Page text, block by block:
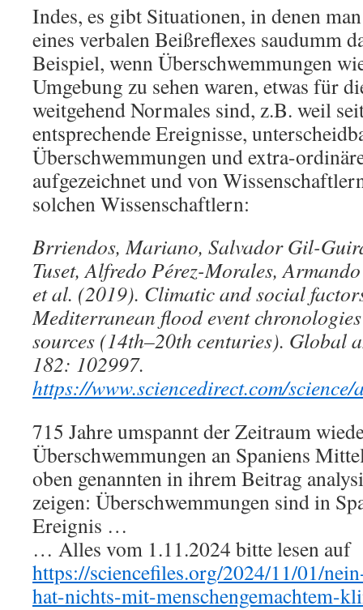
Indes, es gibt Situationen, in denen
eines verbalen Beißreflexes saudumm
Beispiel, wenn Überschwemmungen
Umgebung zu sehen waren, etwas für
weitgehend Normales sind, z.B. weil
entsprechende Ereignisse,
Überschwemmungen und extra-
aufgezeichnet und von
solchen Wissenschaftlern:
Brriendos, Mariano, Salvador Gil-
Tuset, Alfredo Pérez-Morales,
et al. (2019). Climatic and social
Mediterranean flood event
sources (14th–20th centuries). Global
182: 102997.
https://www.sciencedirect.com/
715 Jahre umspannt der Zeitraum
Überschwemmungen an Spaniens
oben genannten in ihrem Beitrag
zeigen: Überschwemmungen sind in
Ereignis …
… Alles vom 1.11.2024 bitte lesen auf
https://sciencefiles.org/2024/11/01/
hat-nichts-mit-menschengemachtem-